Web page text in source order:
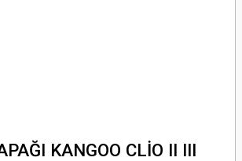
KANGOO CLİO II III